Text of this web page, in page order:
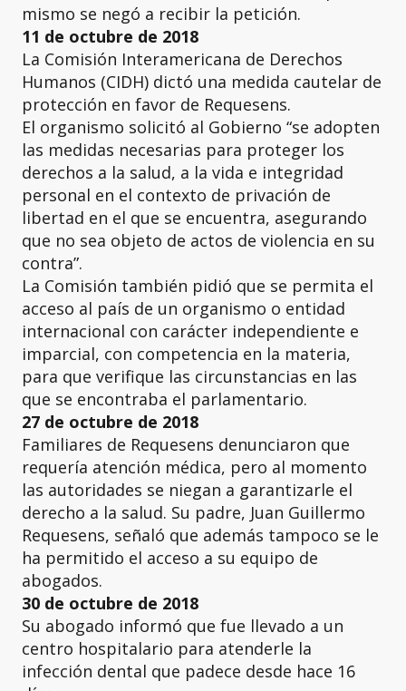
mismo se negó a recibir la petición.
11 de octubre de 2018
La Comisión Interamericana de Derechos
Humanos (CIDH) dictó una medida cautelar de
protección en favor de Requesens.
El organismo solicitó al Gobierno “se adopten
las medidas necesarias para proteger los
derechos a la salud, a la vida e integridad
personal en el contexto de privación de
libertad en el que se encuentra, asegurando
que no sea objeto de actos de violencia en su
contra”.
La Comisión también pidió que se permita el
acceso al país de un organismo o entidad
internacional con carácter independiente e
imparcial, con competencia en la materia,
para que verifique las circunstancias en las
que se encontraba el parlamentario.
27 de octubre de 2018
Familiares de Requesens denunciaron que
requería atención médica, pero al momento
las autoridades se niegan a garantizarle el
derecho a la salud. Su padre, Juan Guillermo
Requesens, señaló que además tampoco se le
ha permitido el acceso a su equipo de
abogados.
30 de octubre de 2018
Su abogado informó que fue llevado a un
centro hospitalario para atenderle la
infección dental que padece desde hace 16